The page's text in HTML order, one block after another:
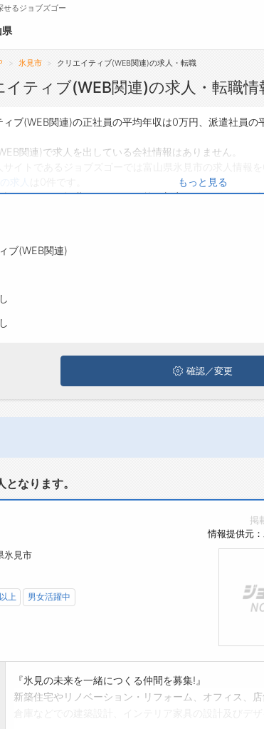
転職支援サービスについて
転職ノウハウ(応募書類の書き方・面
転職・採用コラム
せるジョブズゴー
県
氷見市 クリエイティブ(WEB関連)の求人・転職
ティブ(WEB関連)の求人・転職情
ブ(WEB関連)の正社員の平均年収は0万円、派遣社員
関連)で求人を出している会社情報はありません。
っており、転職だけでなく、第二新卒から50代・60
ている方は、ぜひ興味のある職種に応募してみてくださ
もっと見る
ブ(WEB関連)
確認／変更
なります。
掲
情報提供元
氷見市
上 男女活躍中
『氷見の未来を一緒につくる仲間を募集!』
新築住宅やリノベーション・リフォーム、オフィス、店